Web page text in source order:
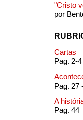
"Cristo
por
Cartas
Pag. 2-4
Pag. 27
A
Pag. 44